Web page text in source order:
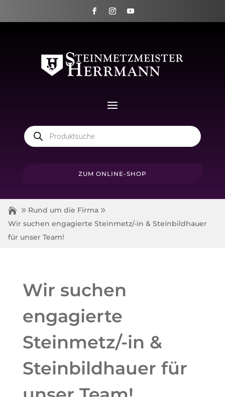
Products
search
ZUM ONLINE-SHOP
Rund um die Firma
Wir suchen engagierte Steinmetz/-in & Steinbildhauer
für unser Team!
Wir suchen
engagierte
Steinmetz/-in &
Steinbildhauer für